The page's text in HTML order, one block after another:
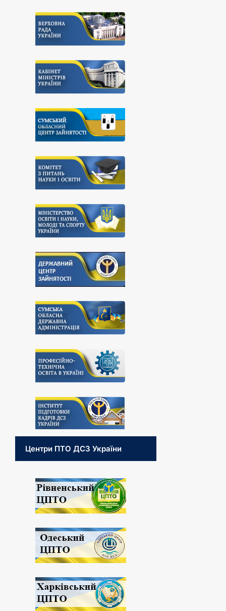
Центри ПТО ДСЗ України